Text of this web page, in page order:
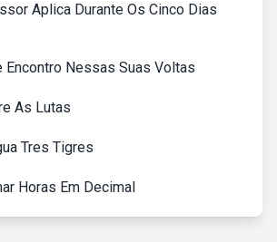
Aplica Durante Os Cinco Dias
Encontro Nessas Suas Voltas
As Lutas
Tres Tigres
Horas Em Decimal